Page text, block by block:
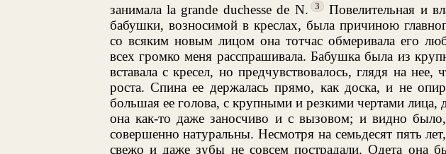
занимала la grande duchesse de N.
3 Повелительная и
бабушки, возносимой в креслах, была причиною
со всяким новым лицом она тотчас обмеривала его
всех громко меня расспрашивала. Бабушка была из
вставала с кресел, но предчувствовалось, глядя на нее,
роста. Спина ее держалась прямо, как доска, и не
большая ее голова, с крупными и резкими чертами лица,
она как-то даже заносчиво и с вызовом; и видно
совершенно натуральны. Несмотря на семьдесят пять
свежо и даже зубы не совсем пострадали. Одета она